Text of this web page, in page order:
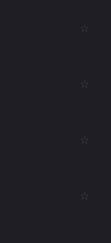
☆
☆
☆
☆